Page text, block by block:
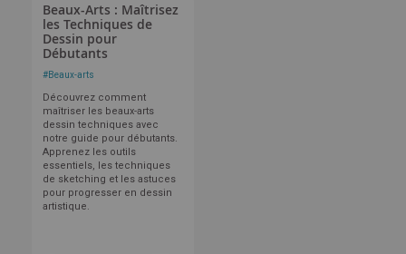
Beaux-Arts : Maîtrisez
les Techniques de
Dessin pour
Débutants
#Beaux-arts
Découvrez comment
maîtriser les beaux-arts
dessin techniques avec
notre guide pour débutants.
Apprenez les outils
essentiels, les techniques
de sketching et les astuces
pour progresser en dessin
artistique.